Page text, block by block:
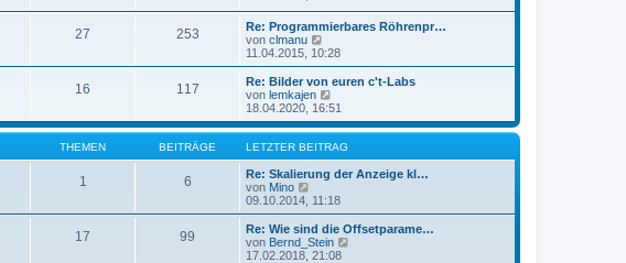
t
r
g
B
i
t
r
g
s
t
e
B
e
i
t
r
a
g
27 253
Re: Programmierbares Röhrenpr…
von clmanu
e
u
e
s
t
r
B
e
i
t
r
g
11.04.2015, 10:28
16 117
Re: Bilder von euren c't-Labs
von lemkajen
e
u
e
s
t
e
B
e
i
t
r
18.04.2020, 16:51
THEMEN BEITRÄGE LETZTER BEITRAG
1 6
Re: Skalierung der Anzeige kl…
von Mino
e
u
e
s
t
09.10.2014, 11:18
17 99
Re: Wie sind die Offsetparame…
von Bernd_Stein
17.02.2018, 21:08